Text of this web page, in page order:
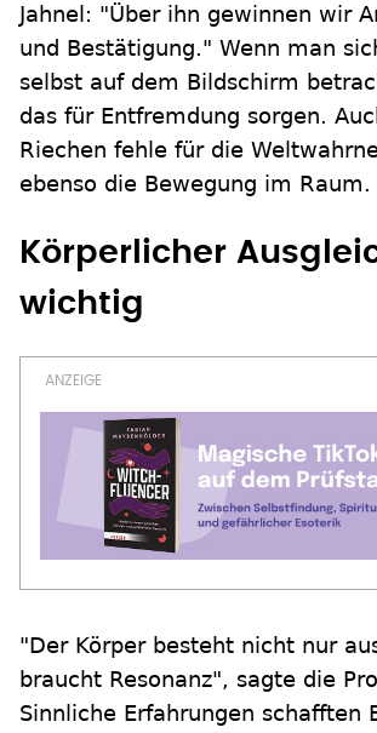
Jahnel: "Über ihn gewinnen wir
und Bestätigung." Wenn man
selbst auf dem Bildschirm
das für Entfremdung sorgen.
Riechen fehle für die
ebenso die Bewegung im Raum.
Körperlicher
wichtig
"Der Körper besteht nicht nur
braucht Resonanz", sagte die
Sinnliche Erfahrungen schafften